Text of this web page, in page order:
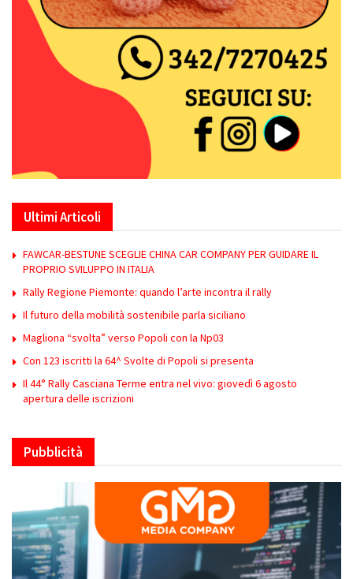
Ultimi Articoli
FAWCAR-BESTUNE SCEGLIE CHINA CAR COMPANY PER GUIDARE IL
PROPRIO SVILUPPO IN ITALIA
Rally Regione Piemonte: quando l’arte incontra il rally
Il futuro della mobilità sostenibile parla siciliano
Magliona “svolta” verso Popoli con la Np03
Con 123 iscritti la 64^ Svolte di Popoli si presenta
Il 44° Rally Casciana Terme entra nel vivo: giovedì 6 agosto
apertura delle iscrizioni
Pubblicità